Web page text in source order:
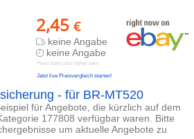
2,45 €
keine Angabe
keine Angabe
Preis kann jetzt höher sein
Jetzt live Preisvergleich starten!
- für BR-MT520
für Angebote, die kürzlich auf dem
177808 verfügbar waren. Bitte
um aktuelle Angebote zu